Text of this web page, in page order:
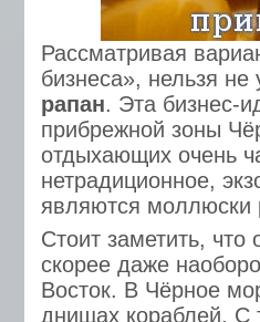
Рассматривая
бизнеса», нельзя не
рапан. Эта бизнес-
прибрежной зоны
отдыхающих очень
нетрадиционное,
являются моллюски
Стоит заметить, что
скорее даже
Восток. В Чёрное
днищах кораблей. С